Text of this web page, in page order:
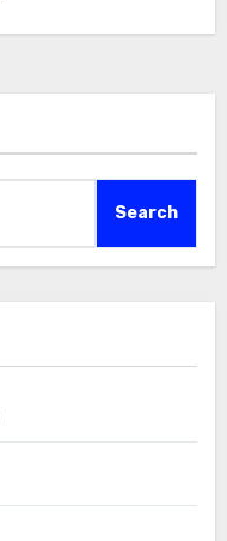
Search